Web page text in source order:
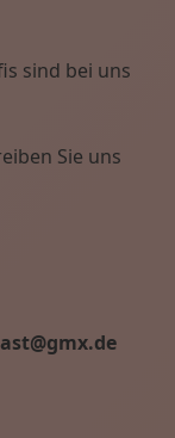
sind bei uns
Sie uns